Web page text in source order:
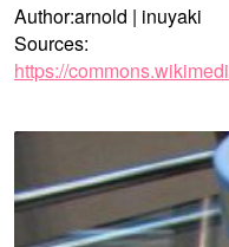
Author:arnold | inuyaki
Sources:
https://